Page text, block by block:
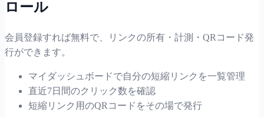
ロール
会員登録すれば無料で、リンクの所有・計測・QRコード発
行ができます。
マイダッシュボードで自分の短縮リンクを一覧管理
直近7日間のクリック数を確認
短縮リンク用のQRコードをその場で発行